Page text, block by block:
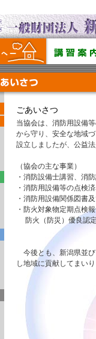
ごあいさつ
当協会は、消防用設備
から守り、安全な地域
設立しましたが、公益
（協会の主な事業）
・消防設備士講習、消
・消防用設備等の点検
・消防用設備関係図書
・防火対象物定期点検
防火（防災）優良認
今後とも、新潟県並び
し地域に貢献してまい